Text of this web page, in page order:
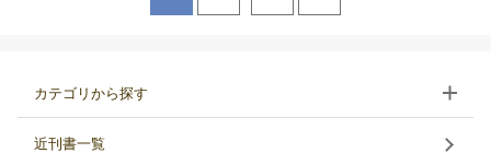
カテゴリから探す
近刊書一覧